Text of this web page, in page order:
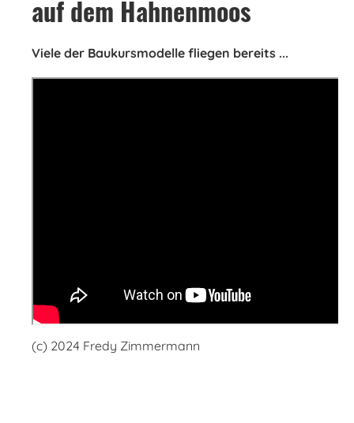
auf dem Hahnenmoos
Viele der Baukursmodelle fliegen bereits ...
(c) 2024 Fredy Zimmermann